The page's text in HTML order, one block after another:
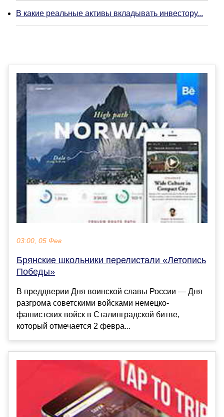
В какие реальные активы вкладывать инвестору...
03:00, 05 Фев
Брянские школьники перелистали «Летопись
Победы»
В преддверии Дня воинской славы России — Дня
разгрома советскими войсками немецко-
фашистских войск в Сталинградской битве,
который отмечается 2 февра...